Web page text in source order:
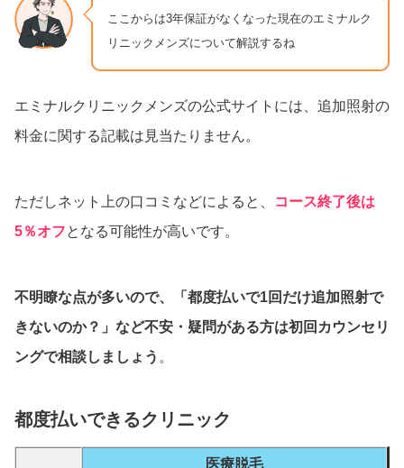
ここからは3年保証がなくなった現在のエミナルク
リニックメンズについて解説するね
エミナルクリニックメンズの公式サイトには、追加照射の
料金に関する記載は見当たりません。
ただしネット上の口コミなどによると、
コース終了後は
5％オフとなる可能性が高いです。
不明瞭な点が多いので、「都度払いで1回だけ追加照射で
きないのか？」など不安・疑問がある方は初回カウンセリ
ングで相談しましょう 。
都度払いできるクリニック
医療脱毛